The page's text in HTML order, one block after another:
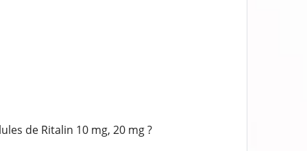
de Ritalin 10 mg, 20 mg ?